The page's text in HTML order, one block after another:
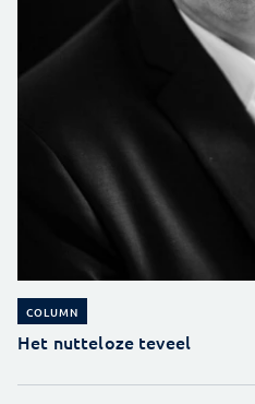
COLUMN
Het nutteloze teveel